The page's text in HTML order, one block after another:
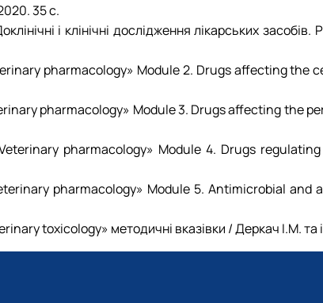
35 с.
і клінічні дослідження лікарських
pharmacology» Module 2. Drugs affecting the
pharmacology» Module 3. Drugs affecting the
pharmacology» Module 4. Drugs
pharmacology» Module 5. Аntimicrobial and
toxicology» методичні вказівки / Деркач І.М. та